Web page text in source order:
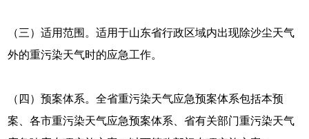
（三）适用范围。适用于山东省行政区域内出现除沙尘天气
外的重污染天气时的应急工作。
（四）预案体系。全省重污染天气应急预案体系包括本预
案、各市重污染天气应急预案体系、省有关部门重污染天气